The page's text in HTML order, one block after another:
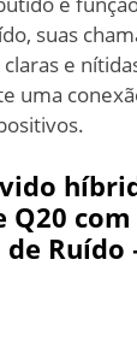
suas
e
uma
Q20 com
Ruído